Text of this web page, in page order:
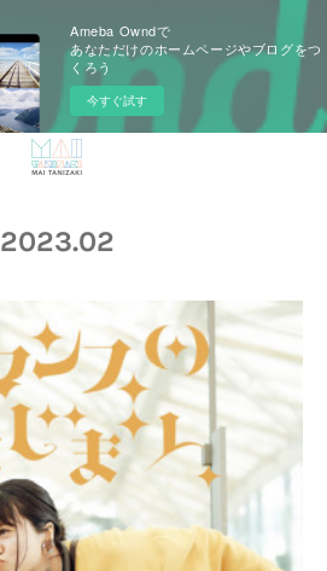
Ameba Owndで
あなただけのホームページやブログをつ
くろう
今すぐ試す
2023.02